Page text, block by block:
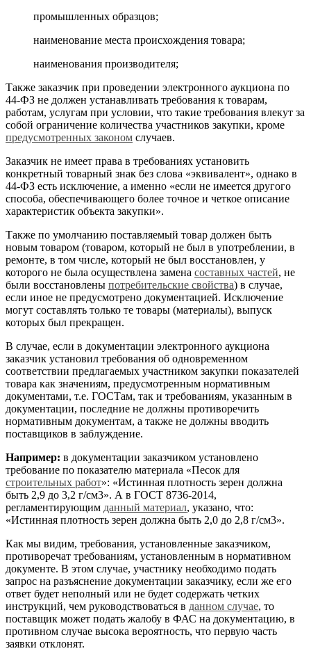
промышленных образцов;
наименование места происхождения товара;
наименования производителя;
Также заказчик при проведении электронного аукциона по
44-ФЗ не должен устанавливать требования к товарам,
работам, услугам при условии, что такие требования влекут за
собой ограничение количества участников закупки, кроме
предусмотренных законом случаев.
Заказчик не имеет права в требованиях установить
конкретный товарный знак без слова «эквивалент», однако в
44-ФЗ есть исключение, а именно «если не имеется другого
способа, обеспечивающего более точное и четкое описание
характеристик объекта закупки».
Также по умолчанию поставляемый товар должен быть
новым товаром (товаром, который не был в употреблении, в
ремонте, в том числе, который не был восстановлен, у
которого не была осуществлена замена составных частей, не
были восстановлены потребительские свойства) в случае,
если иное не предусмотрено документацией. Исключение
могут составлять только те товары (материалы), выпуск
которых был прекращен.
В случае, если в документации электронного аукциона
заказчик установил требования об одновременном
соответствии предлагаемых участником закупки показателей
товара как значениям, предусмотренным нормативным
документами, т.е. ГОСТам, так и требованиям, указанным в
документации, последние не должны противоречить
нормативным документам, а также не должны вводить
поставщиков в заблуждение.
Например: в документации заказчиком установлено
требование по показателю материала «Песок для
строительных работ»: «Истинная плотность зерен должна
быть 2,9 до 3,2 г/см3». А в ГОСТ 8736-2014,
регламентирующим данный материал, указано, что:
«Истинная плотность зерен должна быть 2,0 до 2,8 г/см3».
Как мы видим, требования, установленные заказчиком,
противоречат требованиям, установленным в нормативном
документе. В этом случае, участнику необходимо подать
запрос на разъяснение документации заказчику, если же его
ответ будет неполный или не будет содержать четких
инструкций, чем руководствоваться в данном случае, то
поставщик может подать жалобу в ФАС на документацию, в
противном случае высока вероятность, что первую часть
заявки отклонят.